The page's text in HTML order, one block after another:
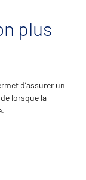
plus
d’assurer un
lorsque la